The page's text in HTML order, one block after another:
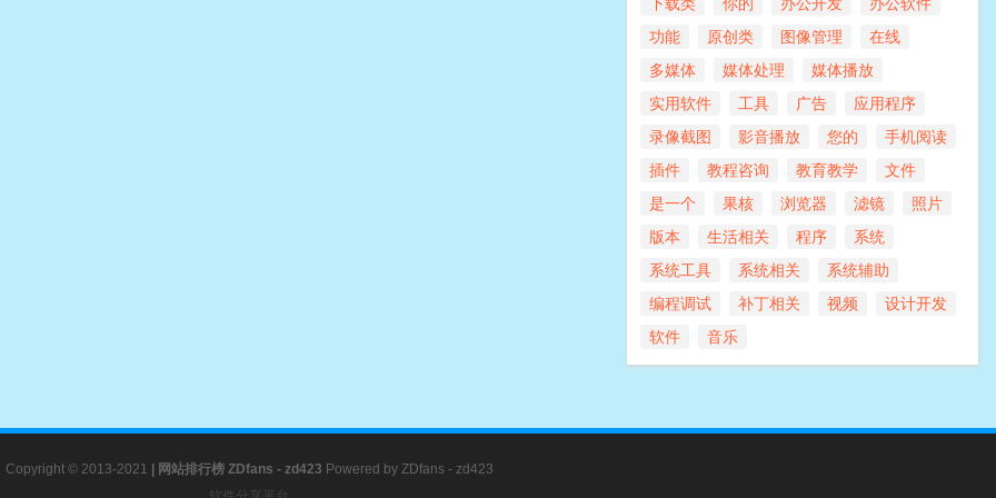
功能
原创类 图像管理
在线
多媒体
媒体处理
媒体播放
实用软件
工具 广告
应用程序
录像截图
影音播放 您的
手机阅读
插件
教程咨询 教育教学
文件
是一个
果核 浏览器 滤镜
照片
版本
生活相关 程序
系统
系统工具
系统相关
系统辅助
编程调试
补丁相关 视频
设计开发
软件
音乐
Copyright © 2013-2021 网站排行榜ZDfans - zd423 Powered by ZDfans - zd423